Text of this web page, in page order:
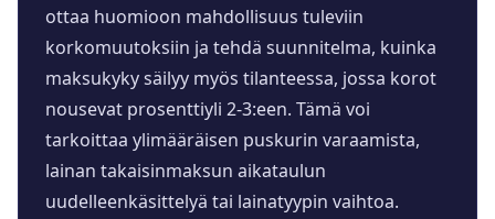
ottaa huomioon mahdollisuus tuleviin
korkomuutoksiin ja tehdä suunnitelma, kuinka
maksukyky säilyy myös tilanteessa, jossa korot
nousevat prosenttiyli 2-3:een. Tämä voi
tarkoittaa ylimääräisen puskurin varaamista,
lainan takaisinmaksun aikataulun
uudelleenkäsittelyä tai lainatyypin vaihtoa.